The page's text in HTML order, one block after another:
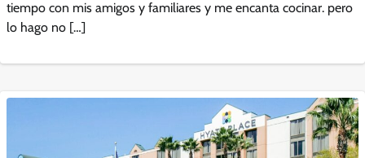
tiempo con mis amigos y familiares y me encanta cocinar. pero
lo hago no […]